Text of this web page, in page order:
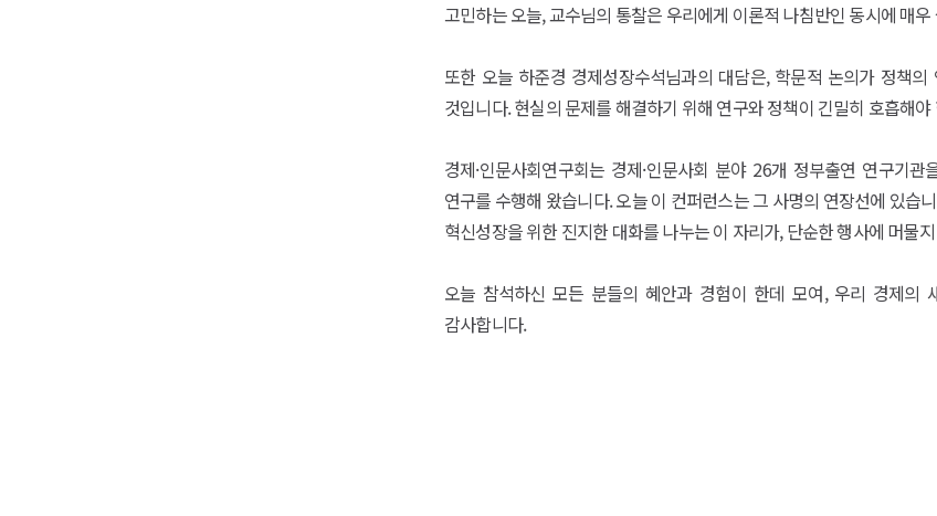
고민하는 오늘, 교수님의 통찰은 우리에게 이론적 나침반인 동시에 매
또한 오늘 하준경 경제성장수석님과의 대담은, 학문적 논의가 정책
것입니다. 현실의 문제를 해결하기 위해 연구와 정책이 긴밀히 호흡해
경제·인문사회연구회는 경제·인문사회 분야 26개 정부출연 연구기
연구를 수행해 왔습니다. 오늘 이 컨퍼런스는 그 사명의 연장선에 있습
혁신성장을 위한 진지한 대화를 나누는 이 자리가, 단순한 행사에 머물
오늘 참석하신 모든 분들의 혜안과 경험이 한데 모여, 우리 경제의
감사합니다.